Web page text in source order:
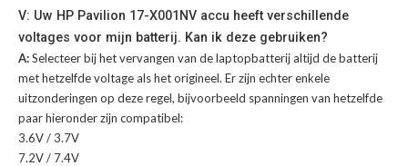
V: Uw HP Pavilion 17-X001NV accu heeft verschillende
voltages voor mijn batterij. Kan ik deze gebruiken?
A:Selecteer bij het vervangen van de laptopbatterij altijd de batterij
met hetzelfde voltage als het origineel. Er zijn echter enkele
uitzonderingen op deze regel, bijvoorbeeld spanningen van hetzelfde
paar hieronder zijn compatibel:
3.6V / 3.7V
7.2V / 7.4V